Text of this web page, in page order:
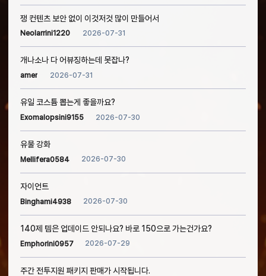
쟁 컨텐츠 보안 없이 이것저것 많이 만들어서
Neolarrini1220 2026-07-31
개나소나 다 어뷰징하는데 못잡나?
amer 2026-07-31
유일 코스튬 뽑는게 좋을까요?
Exomalopsini9155 2026-07-30
유물 강화
Mellifera0584 2026-07-30
자이언트
Binghami4938 2026-07-30
140제 템은 업데이드 안되나요? 바로 150으로 가는건가요?
Emphorini0957 2026-07-29
주간 전투지원 패키지 판매가 시작됩니다.